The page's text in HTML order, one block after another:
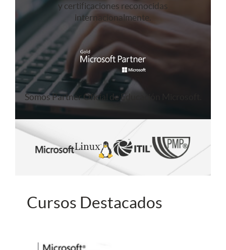
y certificaciones reconocidas
internacionalmente.
Somos Partner Oficial de Educación Microsoft.
Cursos Destacados